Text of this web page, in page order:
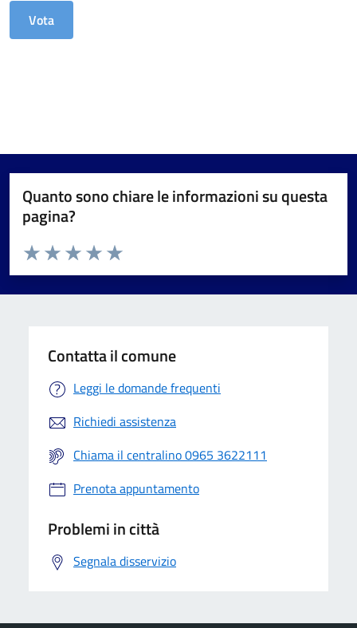
Quanto sono chiare le informazioni su questa
pagina?
Valuta da 1 a 5 stelle la pagina
Valuta 5 stelle su 5
Valuta 4 stelle su 5
Valuta 3 stelle su 5
Valuta 2 stelle su 5
Valuta 1 stelle su 5
Contatta il comune
Leggi le domande frequenti
Richiedi assistenza
Chiama il centralino 0965 3622111
Prenota appuntamento
Problemi in città
Segnala disservizio